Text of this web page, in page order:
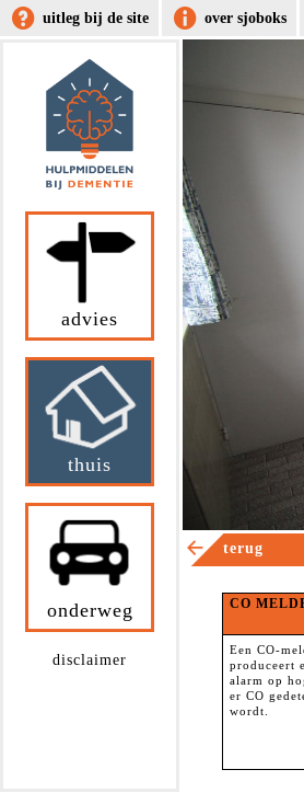
uitleg bij de site over sjoboks
advies
thuis
onderweg
disclaimer
terug
CO
Een CO-
produceert
alarm op
er CO
wordt.